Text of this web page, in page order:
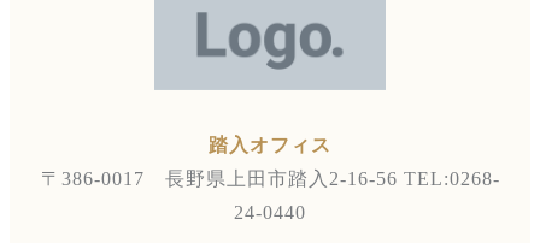
踏入オフィス
〒386-0017 長野県上田市踏入2-16-56 TEL:0268-
24-0440